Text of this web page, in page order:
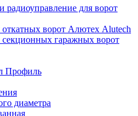
радиоуправление для ворот
откатных ворот Алютех Alutech
секционных гаражных ворот
Профиль
диаметра